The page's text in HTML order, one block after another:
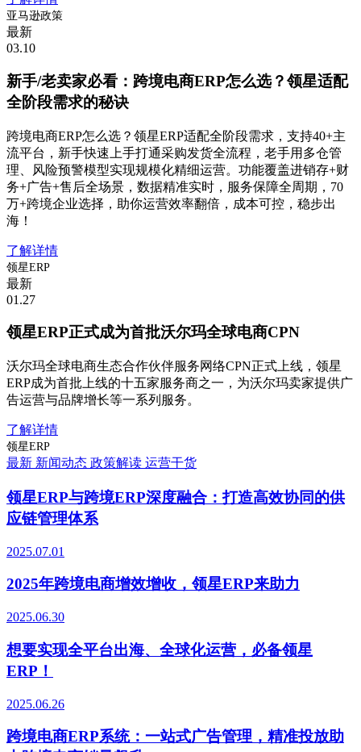
亚马逊政策
最新
03.10
新手/老卖家必看：跨境电商ERP怎么选？领星适配
全阶段需求的秘诀
跨境电商ERP怎么选？领星ERP适配全阶段需求，支持40+主
流平台，新手快速上手打通采购发货全流程，老手用多仓管
理、风险预警模型实现规模化精细运营。功能覆盖进销存+财
务+广告+售后全场景，数据精准实时，服务保障全周期，70
万+跨境企业选择，助你运营效率翻倍，成本可控，稳步出
海！
了解详情
领星ERP
最新
01.27
领星ERP正式成为首批沃尔玛全球电商CPN
沃尔玛全球电商生态合作伙伴服务网络CPN正式上线，领星
ERP成为首批上线的十五家服务商之一，为沃尔玛卖家提供广
告运营与品牌增长等一系列服务。
了解详情
领星ERP
最新 新闻动态 政策解读 运营干货
领星ERP与跨境ERP深度融合：打造高效协同的供
应链管理体系
2025.07.01
2025年跨境电商增效增收，领星ERP来助力
2025.06.30
想要实现全平台出海、全球化运营，必备领星
ERP！
2025.06.26
跨境电商ERP系统：一站式广告管理，精准投放助